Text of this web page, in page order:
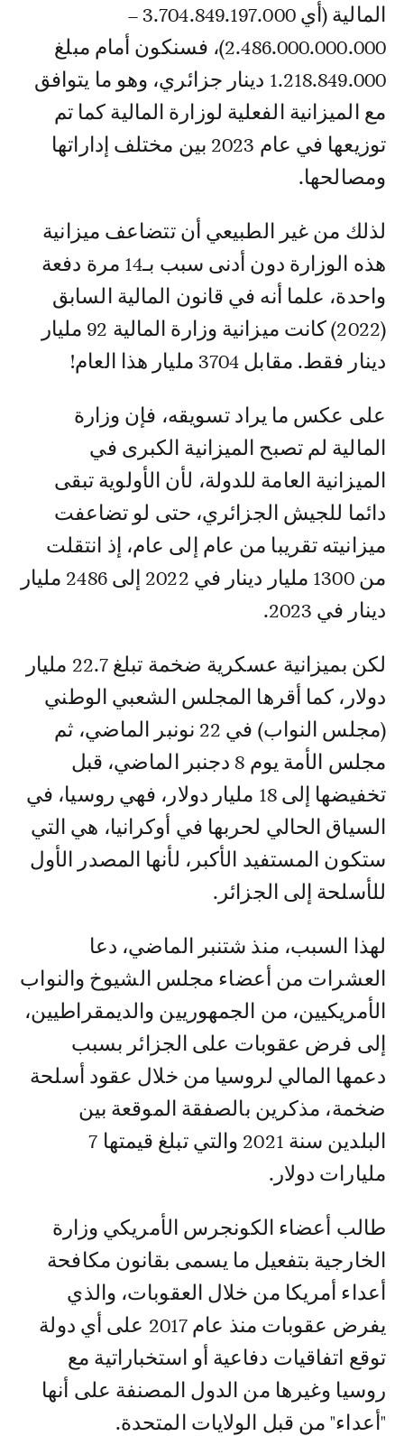
المالية (أي 3.704.849.197.000 –
2.486.000.000.000)، فسنكون أمام مبلغ
1.218.849.000 دينار جزائري، وهو ما يتوافق
مع الميزانية الفعلية لوزارة المالية كما تم
توزيعها في عام 2023 بين مختلف إداراتها
ومصالحها.
لذلك من غير الطبيعي أن تتضاعف ميزانية
هذه الوزارة دون أدنى سبب بـ14 مرة دفعة
واحدة، علما أنه في قانون المالية السابق
(2022) كانت ميزانية وزارة المالية 92 مليار
دينار فقط. مقابل 3704 مليار هذا العام!
على عكس ما يراد تسويقه، فإن وزارة
المالية لم تصبح الميزانية الكبرى في
الميزانية العامة للدولة، لأن الأولوية تبقى
دائما للجيش الجزائري، حتى لو تضاعفت
ميزانيته تقريبا من عام إلى عام، إذ انتقلت
من 1300 مليار دينار في 2022 إلى 2486 مليار
دينار في 2023.
لكن بميزانية عسكرية ضخمة تبلغ 22.7 مليار
دولار، كما أقرها المجلس الشعبي الوطني
(مجلس النواب) في 22 نونبر الماضي، ثم
مجلس الأمة يوم 8 دجنبر الماضي، قبل
تخفيضها إلى 18 مليار دولار، فهي روسيا، في
السياق الحالي لحربها في أوكرانيا، هي التي
ستكون المستفيد الأكبر، لأنها المصدر الأول
للأسلحة إلى الجزائر.
لهذا السبب، منذ شتنبر الماضي، دعا
العشرات من أعضاء مجلس الشيوخ والنواب
الأمريكيين، من الجمهوريين والديمقراطيين،
إلى فرض عقوبات على الجزائر بسبب
دعمها المالي لروسيا من خلال عقود أسلحة
ضخمة، مذكرين بالصفقة الموقعة بين
البلدين سنة 2021 والتي تبلغ قيمتها 7
مليارات دولار.
طالب أعضاء الكونجرس الأمريكي وزارة
الخارجية بتفعيل ما يسمى بقانون مكافحة
أعداء أمريكا من خلال العقوبات، والذي
يفرض عقوبات منذ عام 2017 على أي دولة
توقع اتفاقيات دفاعية أو استخباراتية مع
روسيا وغيرها من الدول المصنفة على أنها
"أعداء" من قبل الولايات المتحدة.